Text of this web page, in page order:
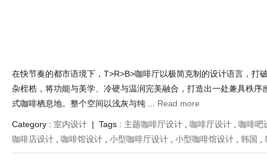
在快节奏的都市语境下，T>R>B>咖啡厅以极简克制的设计语言，打
杂桎梏，将功能与美学、冷硬与温润完美融合，打造出一处兼具秩序
式咖啡栖息地。整个空间以浅灰与纯 ... Read more
Category : 室内设计 | Tags : 主题咖啡厅设计 , 咖啡厅设计 , 咖啡吧
咖啡店设计 , 咖啡馆设计 , 小型咖啡厅设计 , 小型咖啡馆设计 , 韩国 ,